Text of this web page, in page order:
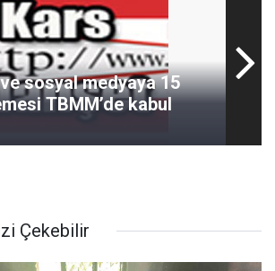
sosyal medyaya 15
TBMM’de kabul
Çekebilir